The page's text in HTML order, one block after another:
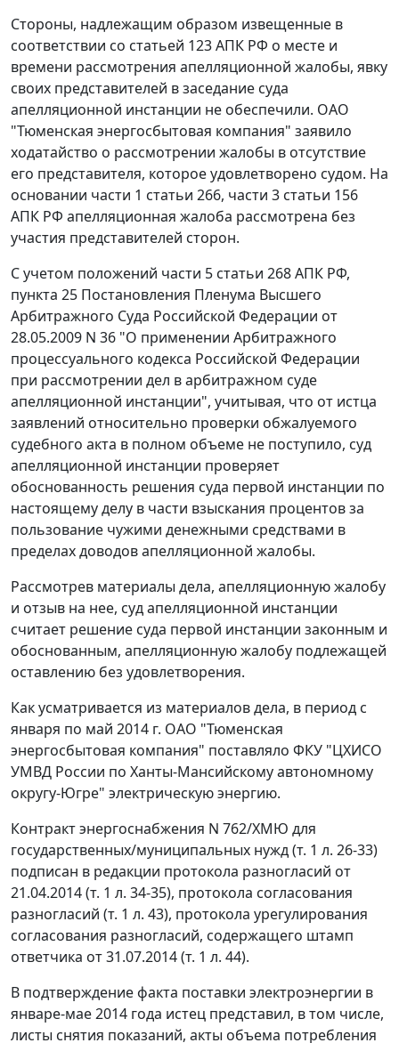
Стороны, надлежащим образом извещенные в
соответствии со статьей 123АПК РФ о месте и
времени рассмотрения апелляционной жалобы, явку
своих представителей в заседание суда
апелляционной инстанции не обеспечили. ОАО
"Тюменская энергосбытовая компания" заявило
ходатайство о рассмотрении жалобы в отсутствие
его представителя, которое удовлетворено судом. На
основании части 1 статьи 266, части 3 статьи 156
АПК РФ апелляционная жалоба рассмотрена без
участия представителей сторон.
С учетом положений части 5 статьи 268АПК РФ,
пункта 25 Постановления Пленума Высшего
Арбитражного Суда Российской Федерации от
28.05.2009 N 36 "О применении Арбитражного
процессуального кодекса Российской Федерации
при рассмотрении дел в арбитражном суде
апелляционной инстанции", учитывая, что от истца
заявлений относительно проверки обжалуемого
судебного акта в полном объеме не поступило, суд
апелляционной инстанции проверяет
обоснованность решения суда первой инстанции по
настоящему делу в части взыскания процентов за
пользование чужими денежными средствами в
пределах доводов апелляционной жалобы.
Рассмотрев материалы дела, апелляционную жалобу
и отзыв на нее, суд апелляционной инстанции
считает решение суда первой инстанции законным и
обоснованным, апелляционную жалобу подлежащей
оставлению без удовлетворения.
Как усматривается из материалов дела, в период с
января по май 2014 г. ОАО "Тюменская
энергосбытовая компания" поставляло ФКУ "ЦХИСО
УМВД России по Ханты-Мансийскому автономному
округу-Югре" электрическую энергию.
Контракт энергоснабжения N 762/ХМЮ для
государственных/муниципальных нужд (т. 1 л. 26-33)
подписан в редакции протокола разногласий от
21.04.2014 (т. 1 л. 34-35), протокола согласования
разногласий (т. 1 л. 43), протокола урегулирования
согласования разногласий, содержащего штамп
ответчика от 31.07.2014 (т. 1 л. 44).
В подтверждение факта поставки электроэнергии в
январе-мае 2014 года истец представил, в том числе,
листы снятия показаний, акты объема потребления